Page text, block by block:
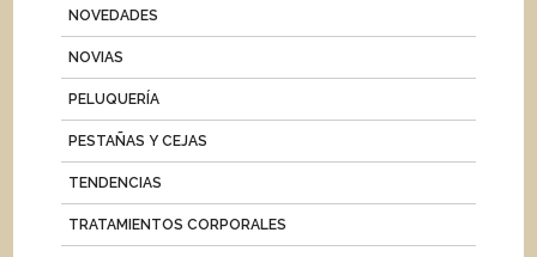
NOVEDADES
NOVIAS
PELUQUERÍA
PESTAÑAS Y CEJAS
TENDENCIAS
TRATAMIENTOS CORPORALES